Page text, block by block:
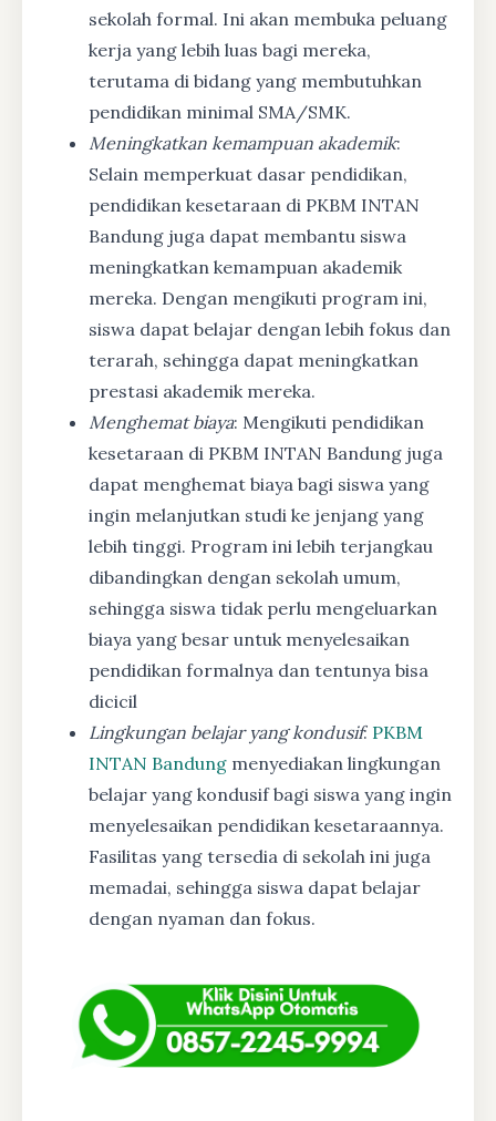
sekolah formal. Ini akan membuka peluang
kerja yang lebih luas bagi mereka,
terutama di bidang yang membutuhkan
pendidikan minimal SMA/SMK.
Meningkatkan kemampuan akademik:
Selain memperkuat dasar pendidikan,
pendidikan kesetaraan di PKBM INTAN
Bandung juga dapat membantu siswa
meningkatkan kemampuan akademik
mereka. Dengan mengikuti program ini,
siswa dapat belajar dengan lebih fokus dan
terarah, sehingga dapat meningkatkan
prestasi akademik mereka.
Menghemat biaya: Mengikuti pendidikan
kesetaraan di PKBM INTAN Bandung juga
dapat menghemat biaya bagi siswa yang
ingin melanjutkan studi ke jenjang yang
lebih tinggi. Program ini lebih terjangkau
dibandingkan dengan sekolah umum,
sehingga siswa tidak perlu mengeluarkan
biaya yang besar untuk menyelesaikan
pendidikan formalnya dan tentunya bisa
dicicil
Lingkungan belajar yang kondusif: PKBM
INTAN Bandung menyediakan lingkungan
belajar yang kondusif bagi siswa yang ingin
menyelesaikan pendidikan kesetaraannya.
Fasilitas yang tersedia di sekolah ini juga
memadai, sehingga siswa dapat belajar
dengan nyaman dan fokus.